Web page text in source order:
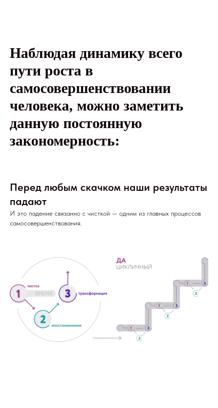
Наблюдая динамику всего
пути роста в
самосовершенствовании
человека, можно заметить
данную постоянную
закономерность:
Перед любым скачком наши результаты
падают
И это падение связанно с чисткой — одним из главных процессов
самосовершенствования.